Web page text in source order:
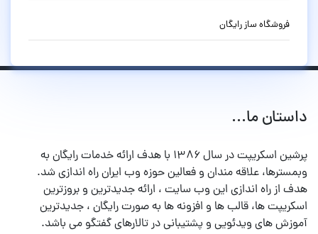
فروشگاه ساز رایگان
داستان ما...
پرشین اسکریپت در سال ۱۳۸۶ با هدف ارائه خدمات رایگان به
وبمسترها، علاقه مندان و فعالین حوزه وب ایران راه اندازی شد.
هدف از راه اندازی این وب سایت ، ارائه جدیدترین و بروزترین
اسکریپت ها، قالب ها و افزونه ها به صورت رایگان ، جدیدترین
آموزش های ویدئویی و پشتیبانی در تالارهای گفتگو می باشد.